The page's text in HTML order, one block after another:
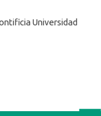
Universidad